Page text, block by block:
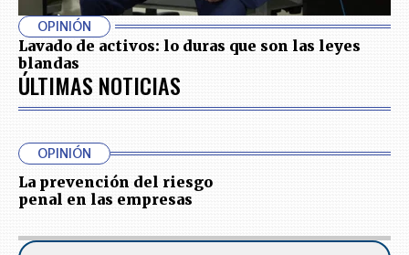
OPINIÓN
Lavado de activos: lo duras que son las leyes
blandas
ÚLTIMAS NOTICIAS
OPINIÓN
La prevención del riesgo
penal en las empresas